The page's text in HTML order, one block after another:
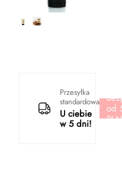
Przesyłka
standardowa
U ciebie
w 5 dni!
od
PLN